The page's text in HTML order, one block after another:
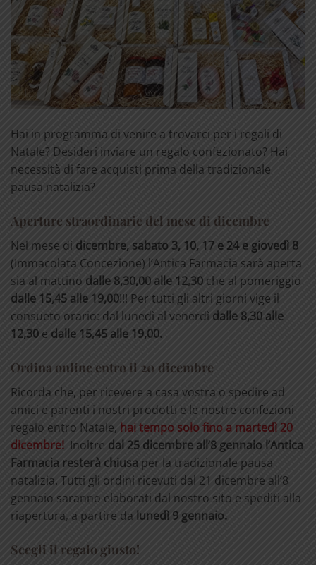
Hai in programma di venire a trovarci per i regali di
Natale? Desideri inviare un regalo confezionato? Hai
necessità di fare acquisti prima della tradizionale
pausa natalizia?
Aperture straordinarie del mese di dicembre
Nel mese di dicembre, sabato 3, 10, 17 e 24 e giovedì 8
(Immacolata Concezione) l’Antica Farmacia sarà aperta
sia al mattino dalle 8,30,00 alle 12,30 che al pomeriggio
dalle 15,45 alle 19,00!!! Per tutti gli altri giorni vige il
consueto orario: dal lunedì al venerdì dalle 8,30 alle
12,30 e dalle 15,45 alle 19,00.
Ordina online entro il 20 dicembre
Ricorda che, per ricevere a casa vostra o spedire ad
amici e parenti i nostri prodotti e le nostre confezioni
regalo entro Natale, hai tempo solo fino a martedì 20
dicembre! Inoltre dal 25 dicembre all’8 gennaio l’Antica
Farmacia resterà chiusa per la tradizionale pausa
natalizia. Tutti gli ordini ricevuti dal 21 dicembre all’8
gennaio saranno elaborati dal nostro sito e spediti alla
riapertura, a partire da lunedì 9 gennaio.
Scegli il regalo giusto!